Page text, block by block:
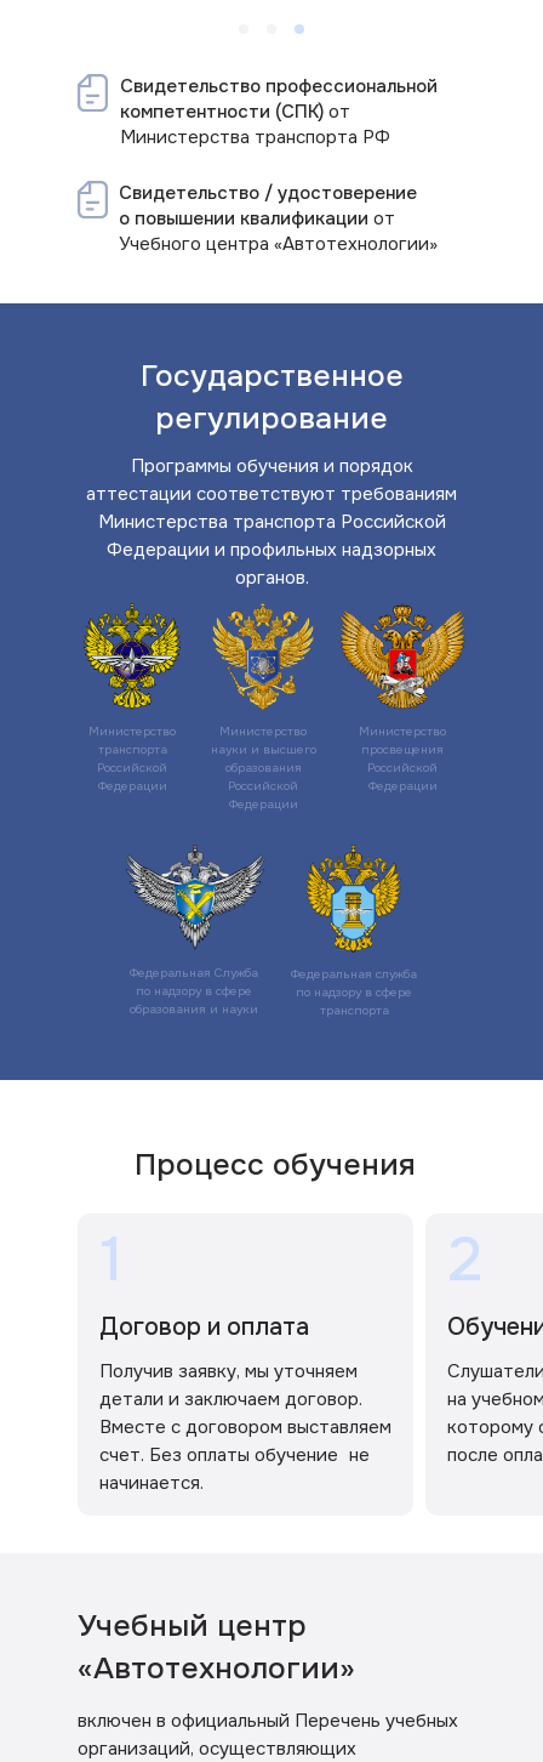
Свидетельство профессиональной
компетентности (СПК) от
Министерства транспорта РФ
Свидетельство / удостоверение
о повышении квалификации от
Учебного центра «Автотехнологии»
Программы обучения и порядок
аттестации соответствуют требованиям
Министерства транспорта Российской
Федерации и профильных надзорных
органов.
Государственное
регулирование
Министерство
транспорта
Российской
Федерации
Министерство
науки и высшего
образования
Российской
Федерации
Министерство
просвещения
Российской
Федерации
Федеральная Служба
по надзору в сфере
образования и науки
Федеральная служба
по надзору в сфере
транспорта
Процесс обучения
Договор и оплата
Получив заявку, мы уточняем
детали и заключаем договор.
Вместе с договором выставляем
счет. Без оплаты обучение не
начинается.
1
на
которому
после
2
включен в официальный Перечень учебных
организаций, осуществляющих
Учебный центр
«Автотехнологии»